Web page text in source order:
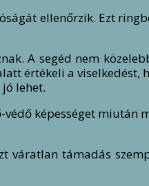
ellenőrzik. Ezt
A segéd nem
értékeli a viselkedést,
lehet.
képességet miután
váratlan támadás